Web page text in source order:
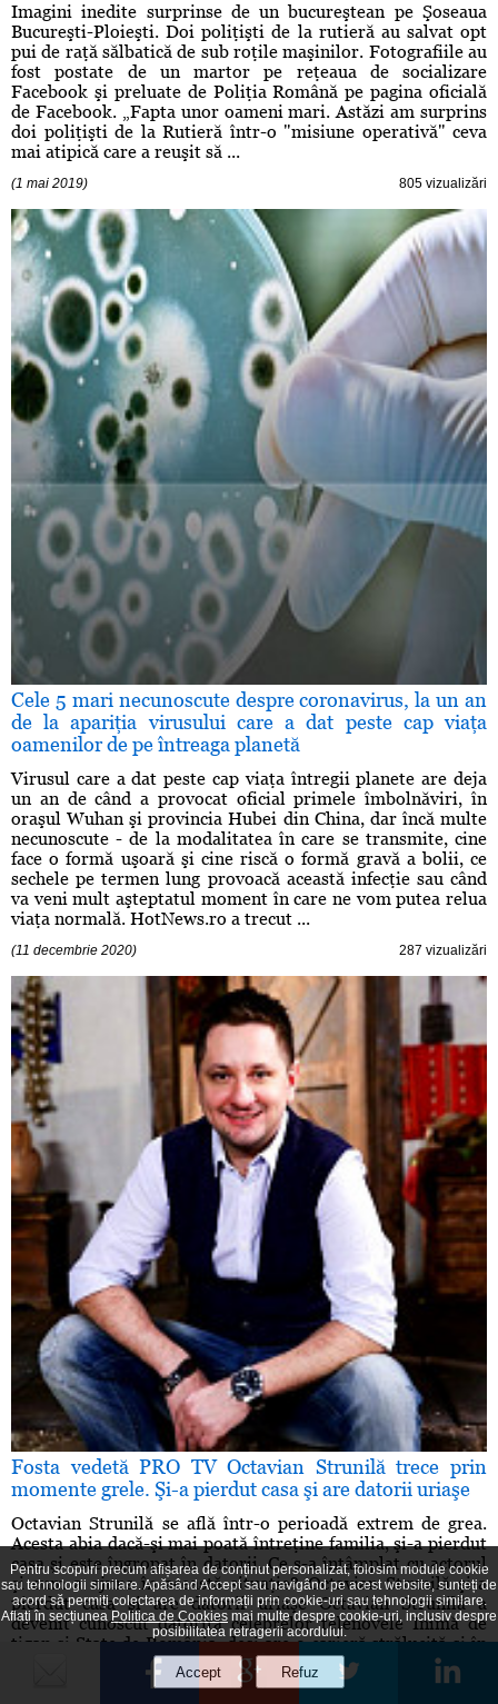
Imagini inedite surprinse de un bucureştean pe Şoseaua
Bucureşti-Ploieşti. Doi poliţişti de la rutieră au salvat opt
pui de raţă sălbatică de sub roţile maşinilor. Fotografiile au
fost postate de un martor pe reţeaua de socializare
Facebook şi preluate de Poliţia Română pe pagina oficială
de Facebook. „Fapta unor oameni mari. Astăzi am surprins
doi poliţişti de la Rutieră într-o "misiune operativă" ceva
mai atipică care a reuşit să ...
(1 mai 2019) 805 vizualizări
Cele 5 mari necunoscute despre coronavirus, la un an
de la apariţia virusului care a dat peste cap viaţa
oamenilor de pe întreaga planetă
Virusul care a dat peste cap viaţa întregii planete are deja
un an de când a provocat oficial primele îmbolnăviri, în
oraşul Wuhan şi provincia Hubei din China, dar încă multe
necunoscute - de la modalitatea în care se transmite, cine
face o formă uşoară şi cine riscă o formă gravă a bolii, ce
sechele pe termen lung provoacă această infecţie sau când
va veni mult aşteptatul moment în care ne vom putea relua
viaţa normală. HotNews.ro a trecut ...
(11 decembrie 2020) 287 vizualizări
Fosta vedetă PRO TV Octavian Strunilă trece prin
momente grele. Şi-a pierdut casa şi are datorii uriaşe
Octavian Strunilă se află într-o perioadă extrem de grea.
Acesta abia dacă-şi mai poată întreţine familia, şi-a pierdut
casa şi este îngropat în datorii. Ce s-a întâmplat cu actorul
şi cum a ajuns în această situaţie? Octavian Strunilă şi-a
pierdut casa şi are datorii uriaşe Octavian Strunilă a
devenit cunoscut datorită celebrelor telenovele Inimă de
ţigan şi State de România, deşi are o carieră strălucită şi în
teatru şi a avut de-a ...
Pentru scopuri precum afișarea de conținut personalizat, folosim module cookie
sau tehnologii similare. Apăsând Accept sau navigând pe acest website, sunteți de
acord să permiți colectarea de informații prin cookie-uri sau tehnologii similare.
Aflați în secțiunea Politica de Cookies mai multe despre cookie-uri, inclusiv despre
posibilitatea retragerii acordului.